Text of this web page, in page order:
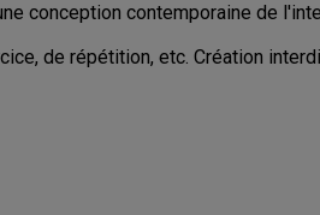
conception contemporaine de
de répétition, etc. Création